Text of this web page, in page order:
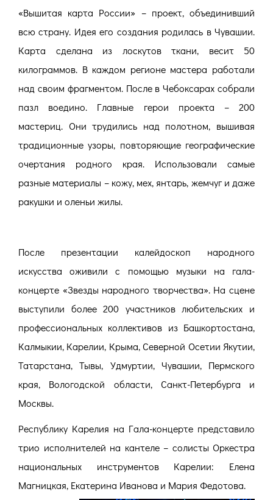
«Вышитая карта России» – проект, объединивший
всю страну. Идея его создания родилась в Чувашии.
Карта сделана из лоскутов ткани, весит 50
килограммов. В каждом регионе мастера работали
над своим фрагментом. После в Чебоксарах собрали
пазл воедино. Главные герои проекта – 200
мастериц. Они трудились над полотном, вышивая
традиционные узоры, повторяющие географические
очертания родного края. Использовали самые
разные материалы – кожу, мех, янтарь, жемчуг и даже
ракушки и оленьи жилы.
После презентации калейдоскоп народного
искусства оживили с помощью музыки на гала-
концерте «Звезды народного творчества». На сцене
выступили более 200 участников любительских и
профессиональных коллективов из Башкортостана,
Калмыкии, Карелии, Крыма, Северной Осетии Якутии,
Татарстана, Тывы, Удмуртии, Чувашии, Пермского
края, Вологодской области, Санкт-Петербурга и
Москвы.
Республику Карелия на Гала-концерте представило
трио исполнителей на кантеле – солисты Оркестра
национальных инструментов Карелии: Елена
Магницкая, Екатерина Иванова и Мария Федотова.